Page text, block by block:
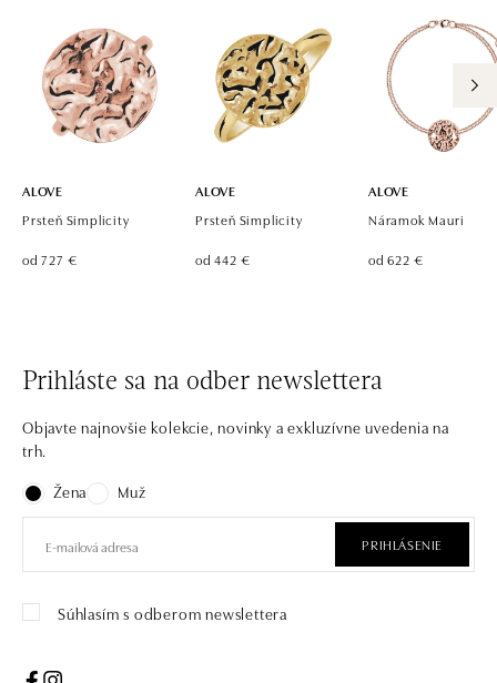
ALOVE
Prsteň Simplicity
od 727 €
ALOVE
Prsteň Simplicity
od 442 €
ALOVE
Náramok Mauri
od 622 €
Prihláste sa na odber newslettera
Objavte najnovšie kolekcie, novinky a exkluzívne uvedenia na
trh.
Žena
Muž
PRIHLÁSENIE
Súhlasím s odberom newslettera